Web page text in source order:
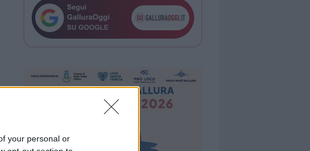
your personal or